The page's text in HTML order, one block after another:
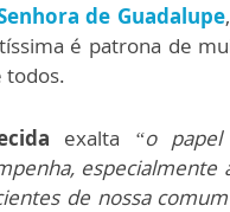
de Guadalupe
é patrona de
todos.
exalta
“o
de nossa